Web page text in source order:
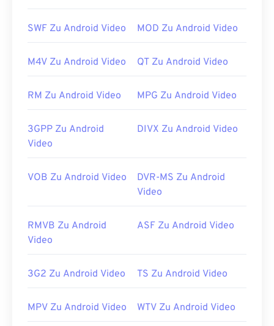
werden aber auch von Hardware-Playern
lässt, verwenden Sie
den VLC Media Player .
Erstveröffentlichung:
1992
https://en.wikipedia.org/wiki/Audio_Video_Interleave
SWF Zu Android Video MOD Zu Android Video
M4V Zu Android Video QT Zu Android Video
RM Zu Android Video MPG Zu Android Video
3GPP Zu Android
Video
DIVX Zu Android Video
VOB Zu Android Video
DVR-MS Zu Android
Video
RMVB Zu Android
Video
ASF Zu Android Video
3G2 Zu Android Video TS Zu Android Video
MPV Zu Android Video WTV Zu Android Video